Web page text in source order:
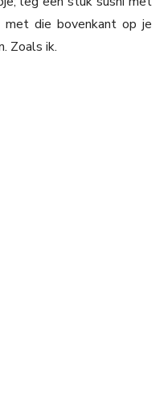
die bovenkant op je
Zoals ik.